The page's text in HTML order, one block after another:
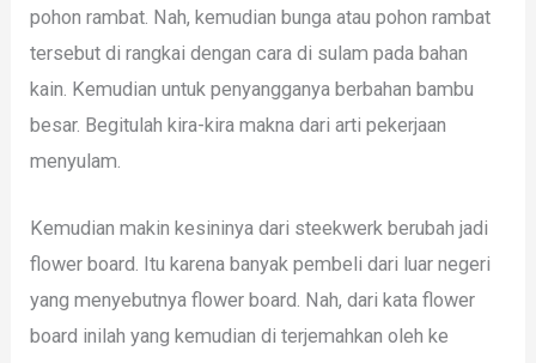
pohon rambat. Nah, kemudian bunga atau pohon rambat
tersebut di rangkai dengan cara di sulam pada bahan
kain. Kemudian untuk penyangganya berbahan bambu
besar. Begitulah kira-kira makna dari arti pekerjaan
menyulam.
Kemudian makin kesininya dari steekwerk berubah jadi
flower board. Itu karena banyak pembeli dari luar negeri
yang menyebutnya flower board. Nah, dari kata flower
board inilah yang kemudian di terjemahkan oleh ke